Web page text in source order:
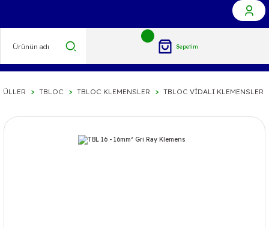
Sepetim
TBLOC TBLOC KLEMENSLER TBLOC VİDALI KLEMENSLER